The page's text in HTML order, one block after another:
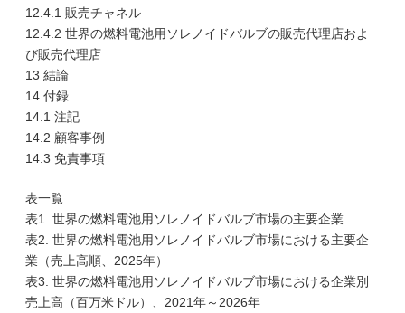
12.4.1 販売チャネル
12.4.2 世界の燃料電池用ソレノイドバルブの販売代理店およ
び販売代理店
13 結論
14 付録
14.1 注記
14.2 顧客事例
14.3 免責事項
表一覧
表1. 世界の燃料電池用ソレノイドバルブ市場の主要企業
表2. 世界の燃料電池用ソレノイドバルブ市場における主要企
業（売上高順、2025年）
表3. 世界の燃料電池用ソレノイドバルブ市場における企業別
売上高（百万米ドル）、2021年～2026年